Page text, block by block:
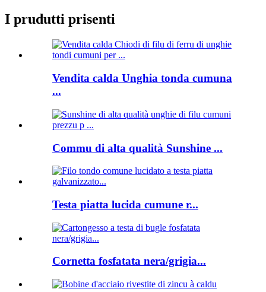
I prudutti prisenti
Vendita calda Unghia tonda cumuna
...
Commu di alta qualità Sunshine ...
Testa piatta lucida cumune r...
Cornetta fosfatata nera/grigia...